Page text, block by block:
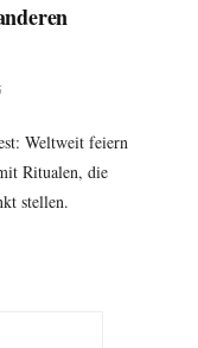
Weltweit feiern
Ritualen, die
stellen.